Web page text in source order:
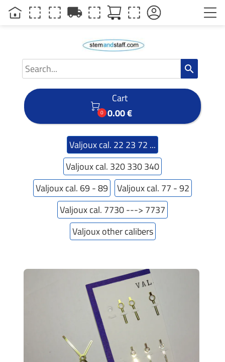
search

0
Cart
0.00 €
Valjoux cal. 22 23 72 ...
Valjoux cal. 320 330 340
Valjoux cal. 69 - 89
Valjoux cal. 77 - 92
Valjoux cal. 7730 ---> 7737
Valjoux other calibers
local_shipping